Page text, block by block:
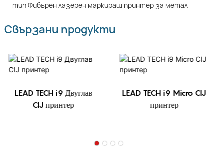
Свързани продукти
LEAD TECH i9 Двуглав
CIJ принтер
LEAD TECH i9 Micro CIJ
принтер